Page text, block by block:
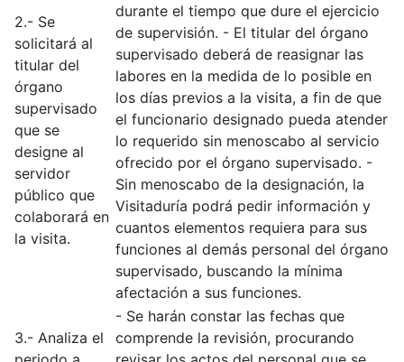
2.- Se
solicitará al
titular del
órgano
supervisado
que se
designe al
servidor
público que
colaborará en
la visita.
durante el tiempo que dure el ejercicio
de supervisión. - El titular del órgano
supervisado deberá de reasignar las
labores en la medida de lo posible en
los días previos a la visita, a fin de que
el funcionario designado pueda atender
lo requerido sin menoscabo al servicio
ofrecido por el órgano supervisado. -
Sin menoscabo de la designación, la
Visitaduría podrá pedir información y
cuantos elementos requiera para sus
funciones al demás personal del órgano
supervisado, buscando la mínima
afectación a sus funciones.
3.- Analiza el
- Se harán constar las fechas que
comprende la revisión, procurando